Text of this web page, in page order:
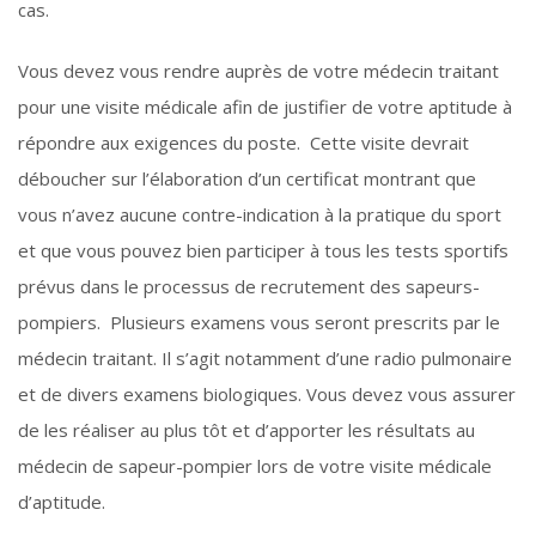
cas.
Vous devez vous rendre auprès de votre médecin traitant
pour une visite médicale afin de justifier de votre aptitude à
répondre aux exigences du poste. Cette visite devrait
déboucher sur l’élaboration d’un certificat montrant que
vous n’avez aucune contre-indication à la pratique du sport
et que vous pouvez bien participer à tous les tests sportifs
prévus dans le processus de recrutement des sapeurs-
pompiers. Plusieurs examens vous seront prescrits par le
médecin traitant. Il s’agit notamment d’une radio pulmonaire
et de divers examens biologiques. Vous devez vous assurer
de les réaliser au plus tôt et d’apporter les résultats au
médecin de sapeur-pompier lors de votre visite médicale
d’aptitude.